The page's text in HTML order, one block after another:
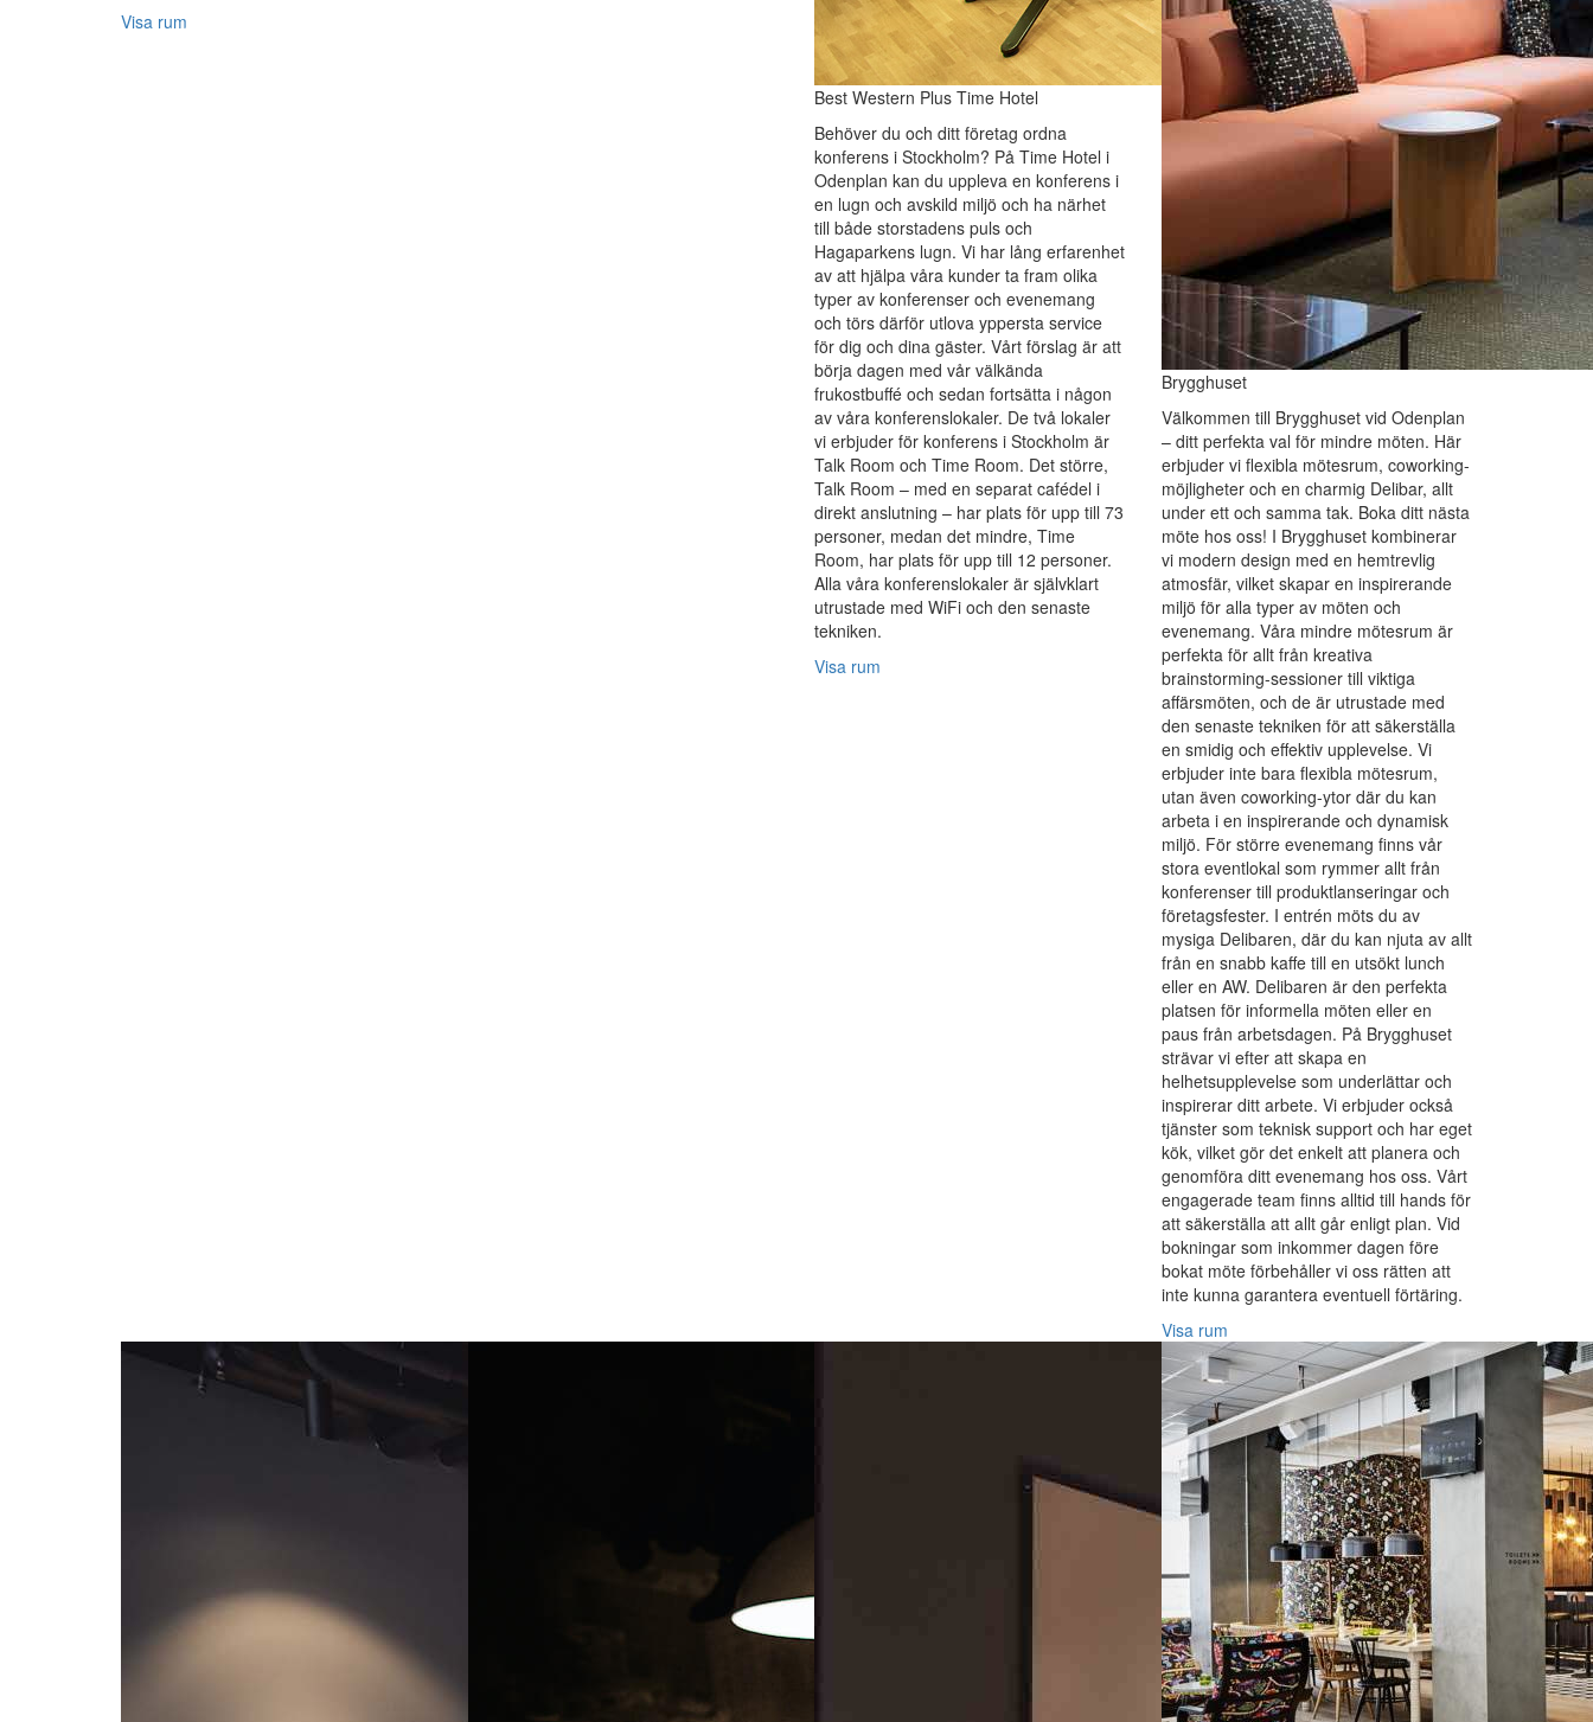
Visa rum
Best Western Plus Time Hotel
Behöver du och ditt företag ordna
konferens i Stockholm? På Time Hotel i
Odenplan kan du uppleva en konferens i
en lugn och avskild miljö och ha närhet
till både storstadens puls och
Hagaparkens lugn. Vi har lång erfarenhet
av att hjälpa våra kunder ta fram olika
typer av konferenser och evenemang
och törs därför utlova yppersta service
för dig och dina gäster. Vårt förslag är att
börja dagen med vår välkända
frukostbuffé och sedan fortsätta i någon
av våra konferenslokaler. De två lokaler
vi erbjuder för konferens i Stockholm är
Talk Room och Time Room. Det större,
Talk Room – med en separat cafédel i
direkt anslutning – har plats för upp till 73
personer, medan det mindre, Time
Room, har plats för upp till 12 personer.
Alla våra konferenslokaler är självklart
utrustade med WiFi och den senaste
tekniken.
Visa rum
Brygghuset
Välkommen till Brygghuset vid Odenplan
– ditt perfekta val för mindre möten. Här
erbjuder vi flexibla mötesrum, coworking-
möjligheter och en charmig Delibar, allt
under ett och samma tak. Boka ditt nästa
möte hos oss! I Brygghuset kombinerar
vi modern design med en hemtrevlig
atmosfär, vilket skapar en inspirerande
miljö för alla typer av möten och
evenemang. Våra mindre mötesrum är
perfekta för allt från kreativa
brainstorming-sessioner till viktiga
affärsmöten, och de är utrustade med
den senaste tekniken för att säkerställa
en smidig och effektiv upplevelse. Vi
erbjuder inte bara flexibla mötesrum,
utan även coworking-ytor där du kan
arbeta i en inspirerande och dynamisk
miljö. För större evenemang finns vår
stora eventlokal som rymmer allt från
konferenser till produktlanseringar och
företagsfester. I entrén möts du av
mysiga Delibaren, där du kan njuta av allt
från en snabb kaffe till en utsökt lunch
eller en AW. Delibaren är den perfekta
platsen för informella möten eller en
paus från arbetsdagen. På Brygghuset
strävar vi efter att skapa en
helhetsupplevelse som underlättar och
inspirerar ditt arbete. Vi erbjuder också
tjänster som teknisk support och har eget
kök, vilket gör det enkelt att planera och
genomföra ditt evenemang hos oss. Vårt
engagerade team finns alltid till hands för
att säkerställa att allt går enligt plan. Vid
bokningar som inkommer dagen före
bokat möte förbehåller vi oss rätten att
inte kunna garantera eventuell förtäring.
Visa rum